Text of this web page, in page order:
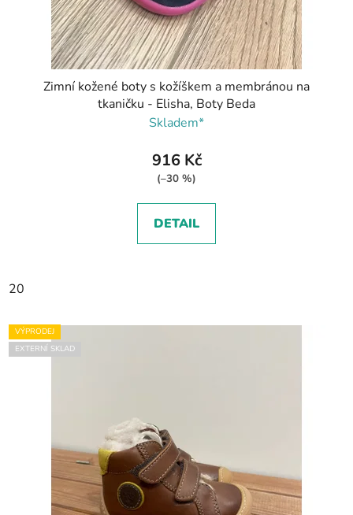
Zimní kožené boty s kožíškem a membránou na
tkaničku - Elisha, Boty Beda
Skladem*
916 Kč
(–30 %)
DETAIL
20
VÝPRODEJ
EXTERNÍ SKLAD